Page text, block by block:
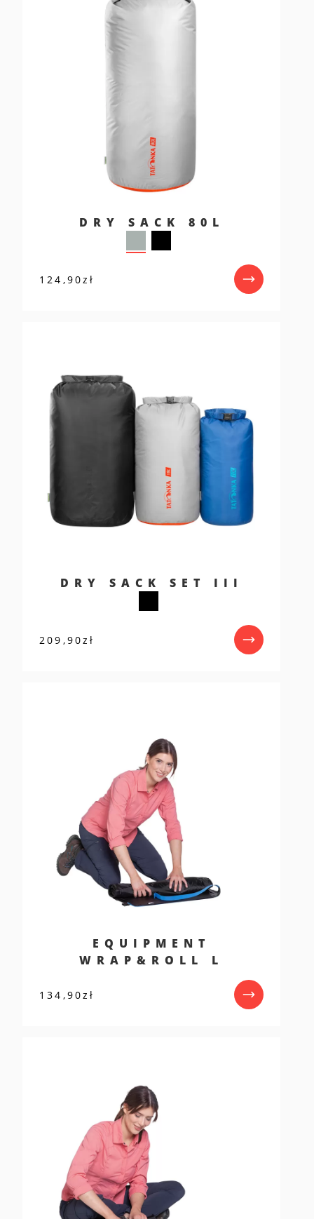
DRY SACK 80L
124,90zł
DRY SACK SET III
209,90zł
EQUIPMENT
WRAP&ROLL L
134,90zł